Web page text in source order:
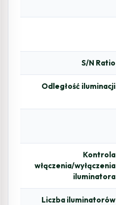
S/N Ratio
Odległość iluminacji
Kontrola
włączenia/wyłączenia
iluminatora
Liczba iluminatorów